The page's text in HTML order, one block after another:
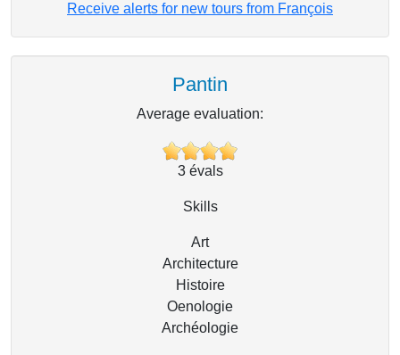
Receive alerts for new tours from François
Pantin
Average evaluation:
3évals
Skills
Art
Architecture
Histoire
Oenologie
Archéologie